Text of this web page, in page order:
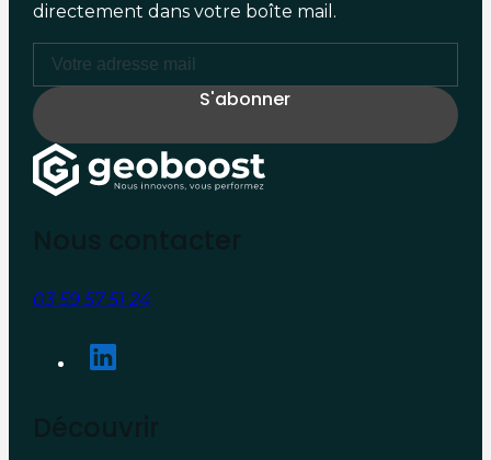
directement dans votre boîte mail.
03 59 57 51 24